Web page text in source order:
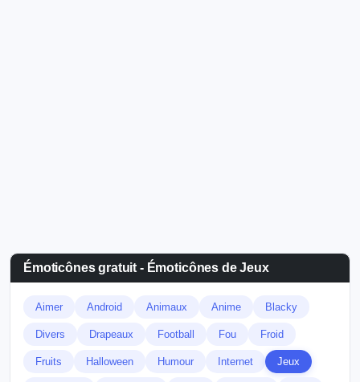
Émoticônes gratuit - Émoticônes de Jeux
Aimer Android Animaux Anime Blacky
Divers Drapeaux Football Fou Froid
Fruits Halloween Humour Internet Jeux